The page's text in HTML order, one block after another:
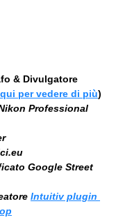
& Divulgatore
per vedere di più)
Professional
Google Street
Intuitiv plugin